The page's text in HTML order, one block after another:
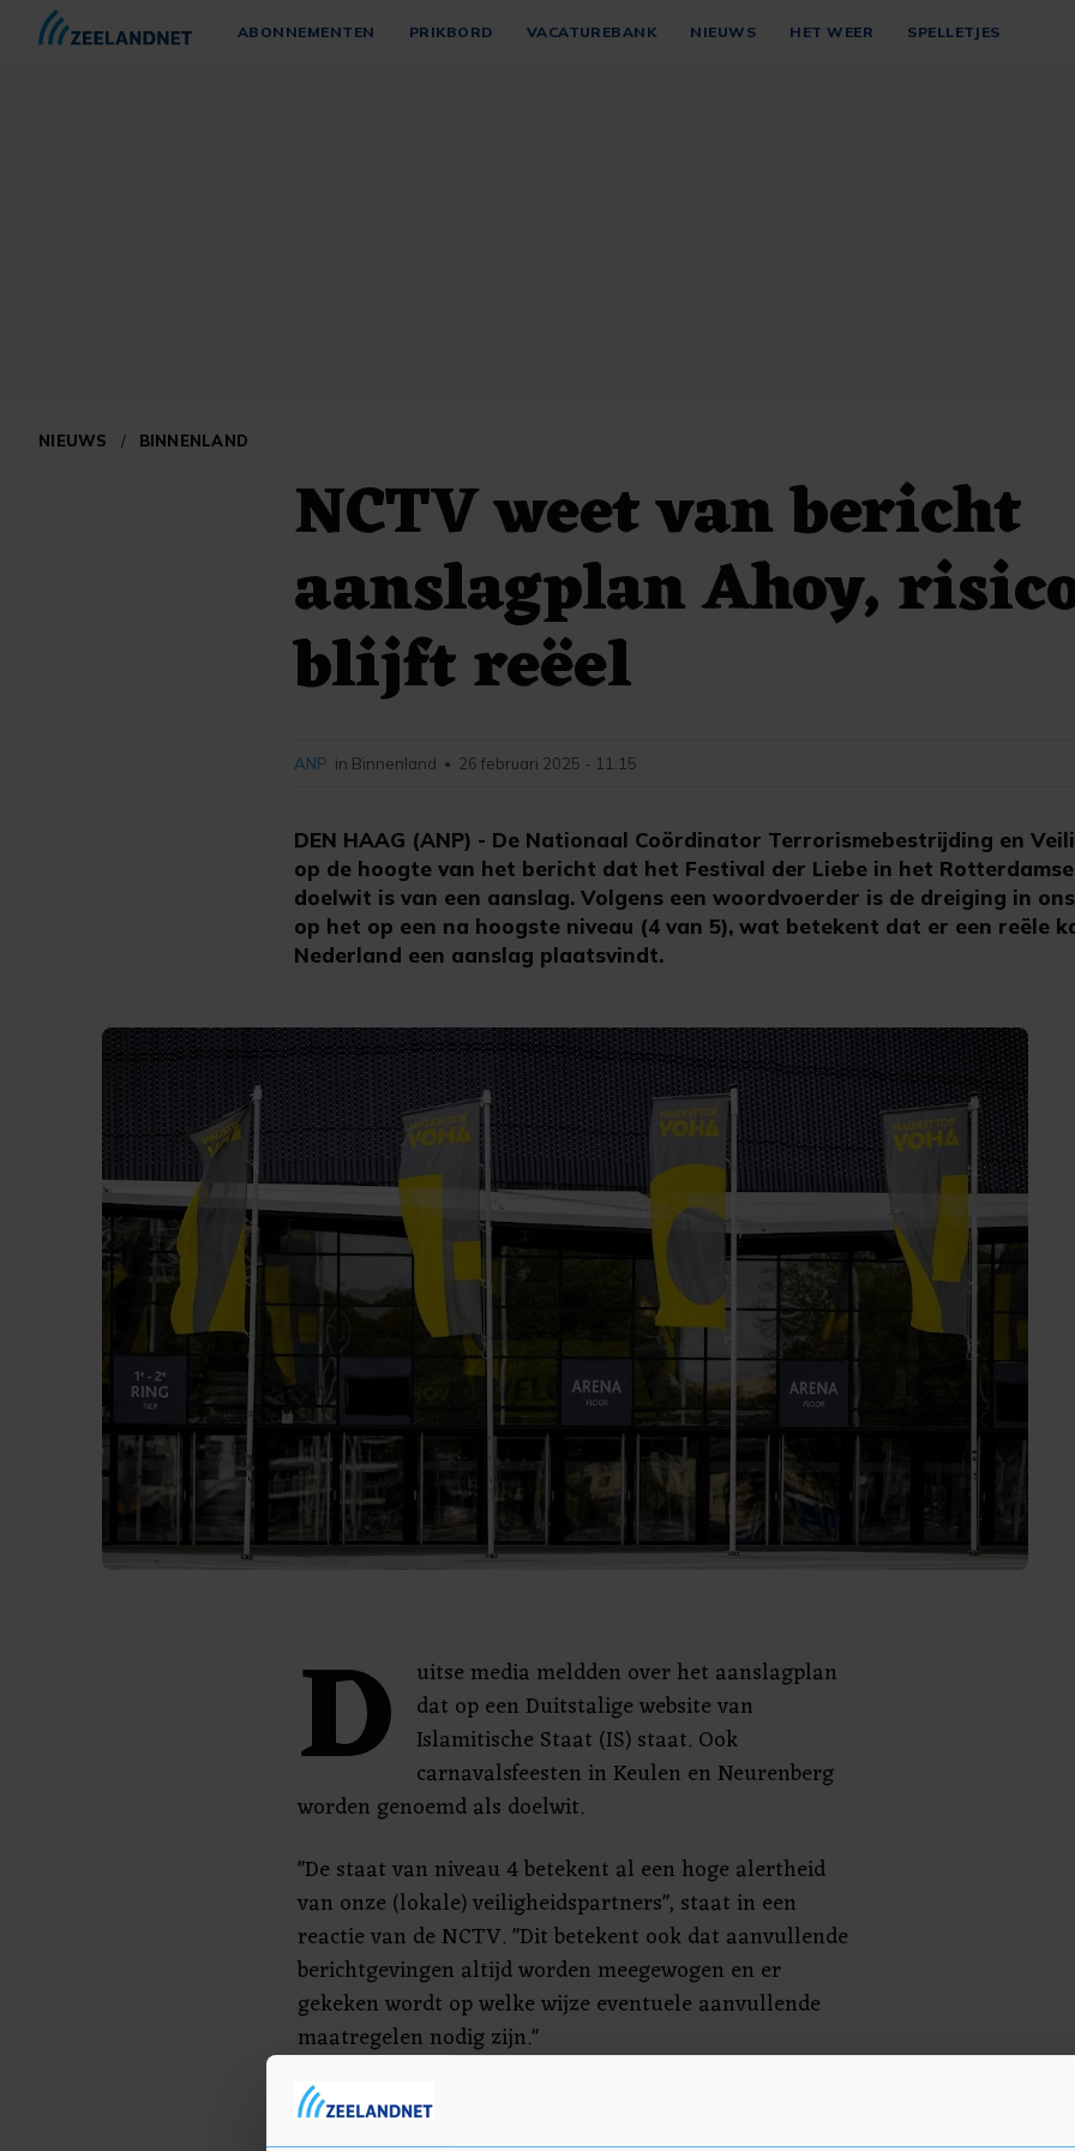
ABONNEMENTEN PRIKBORD VACATUREBANK NIEUWS HET WEER SPELLETJES
NIEUWS / BINNENLAND
NCTV weet van bericht
aanslagplan Ahoy,
blijft reëel
DEN HAAG (ANP) - De Nationaal Coördinator Terrorismebestrijding en
op de hoogte van het bericht dat het Festival der Liebe in het
doelwit is van een aanslag. Volgens een woordvoerder is de dreiging in
op het op een na hoogste niveau (4 van 5), wat betekent dat er een reële
Nederland een aanslag plaatsvindt.
ANP in Binnenland • 26 februari 2025 - 11:15
D
uitse media meldden over het aanslagplan
dat op een Duitstalige website van
Islamitische Staat (IS) staat. Ook
carnavalsfeesten in Keulen en Neurenberg
worden genoemd als doelwit.
"De staat van niveau 4 betekent al een hoge alertheid
van onze (lokale) veiligheidspartners", staat in een
reactie van de NCTV. "Dit betekent ook dat aanvullende
berichtgevingen altijd worden meegewogen en er
gekeken wordt op welke wijze eventuele aanvullende
maatregelen nodig zijn."
'Zeer serieus'